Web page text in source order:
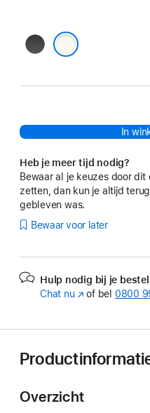
Zwart
In
Heb je meer tijd nodig?
Bewaar al je keuzes door
zetten, dan kun je altijd
gebleven was.
Bewaar voor later
Hulp nodig bij je
Chat nu (Wordt
of bel 0800
Overzicht